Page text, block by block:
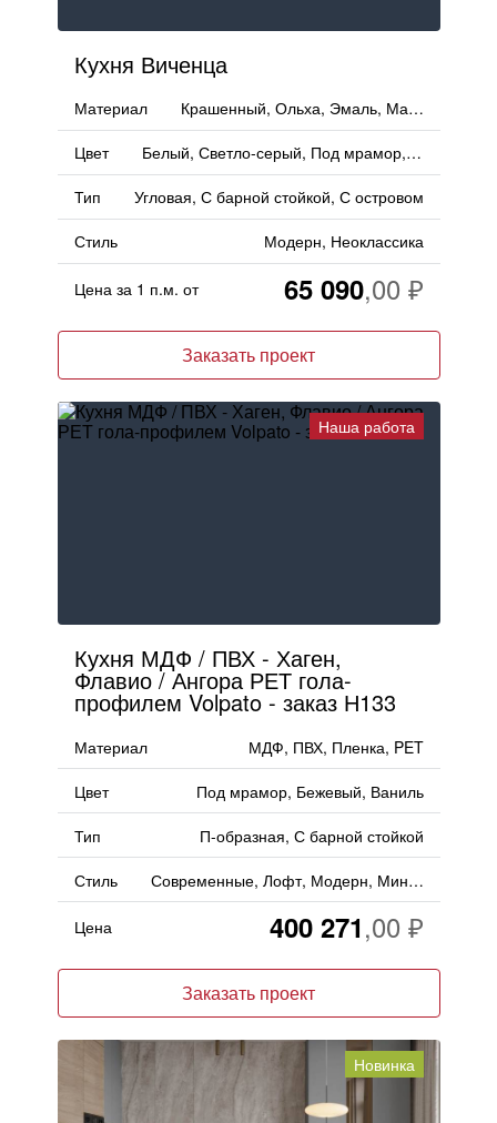
Кухня Виченца
Материал
Крашенный, Ольха, Эмаль, Массив, Дерево
Цвет
Белый, Светло-серый, Под мрамор, Серый
Тип
Угловая, С барной стойкой, С островом
Стиль
Модерн, Неоклассика
Цена за 1 п.м. от 65 090
Заказать проект
Наша работа
Кухня МДФ / ПВХ - Хаген,
Флавио / Ангора РЕТ гола-
профилем Volpato - заказ Н133
Материал
МДФ, ПВХ, Пленка, PET
Цвет
Под мрамор, Бежевый, Ваниль
Тип
П-образная, С барной стойкой
Стиль
Современные, Лофт, Модерн, Минимализм, Хай-тек
Цена 400 271
Заказать проект
Новинка